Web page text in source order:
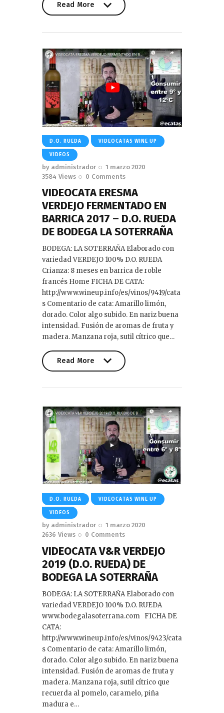
Read More
D.O. RUEDA VIDEOCATAS WINE UP
VIDEOS
by administrador
1 marzo 2020
3584 Views 0 Comments
VIDEOCATA ERESMA
VERDEJO FERMENTADO EN
BARRICA 2017 – D.O. RUEDA
DE BODEGA LA SOTERRAÑA
BODEGA: LA SOTERRAÑA Elaborado con
variedad VERDEJO 100% D.O. RUEDA
Crianza: 8 meses en barrica de roble
francés Home FICHA DE CATA:
http://www.wineup.info/es/vinos/9419/cata
s Comentario de cata: Amarillo limón,
dorado. Color algo subido. En nariz buena
intensidad. Fusión de aromas de fruta y
madera. Manzana roja, sutil cítrico que…
Read More
D.O. RUEDA VIDEOCATAS WINE UP
VIDEOS
by administrador
1 marzo 2020
2636 Views 0 Comments
VIDEOCATA V&R VERDEJO
2019 (D.O. RUEDA) DE
BODEGA LA SOTERRAÑA
BODEGA: LA SOTERRAÑA Elaborado con
variedad VERDEJO 100% D.O. RUEDA
www.bodegalasoterrana.com FICHA DE
CATA:
http://www.wineup.info/es/vinos/9423/cata
s Comentario de cata: Amarillo limón,
dorado. Color algo subido. En nariz buena
intensidad. Fusión de aromas de fruta y
madera. Manzana roja, sutil cítrico que
recuerda al pomelo, caramelo, piña
madura e…